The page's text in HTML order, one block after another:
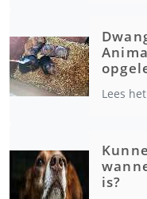
Lees
is?